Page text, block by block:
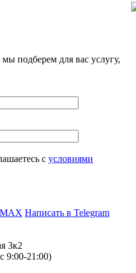
подберем для вас услугу,
с условиями
Написать в Telegram
3к2
9:00-21:00)